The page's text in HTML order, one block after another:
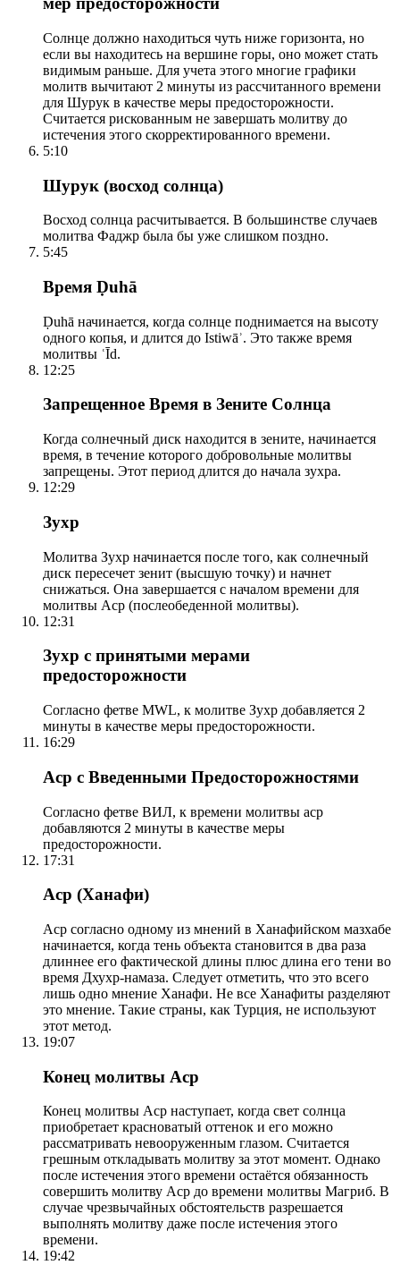
Солнце должно находиться чуть ниже горизонта, но
если вы находитесь на вершине горы, оно может стать
видимым раньше. Для учета этого многие графики
молитв вычитают 2 минуты из рассчитанного времени
для Шурук в качестве меры предосторожности.
Считается рискованным не завершать молитву до
истечения этого скорректированного времени.
5:10
Шурук (восход солнца)
Восход солнца расчитывается. В большинстве случаев
молитва Фаджр была бы уже слишком поздно.
5:45
Время Ḍuhā
Ḍuhā начинается, когда солнце поднимается на высоту
одного копья, и длится до Istiwāʾ. Это также время
молитвы ʿĪd.
12:25
Запрещенное Время в Зените Солнца
Когда солнечный диск находится в зените, начинается
время, в течение которого добровольные молитвы
запрещены. Этот период длится до начала зухра.
12:29
Зухр
Молитва Зухр начинается после того, как солнечный
диск пересечет зенит (высшую точку) и начнет
снижаться. Она завершается с началом времени для
молитвы Аср (послеобеденной молитвы).
12:31
Зухр с принятыми мерами
предосторожности
Согласно фетве MWL, к молитве Зухр добавляется 2
минуты в качестве меры предосторожности.
16:29
Аср с Введенными Предосторожностями
Согласно фетве ВИЛ, к времени молитвы аср
добавляются 2 минуты в качестве меры
предосторожности.
17:31
Аср (Ханафи)
Аср согласно одному из мнений в Ханафийском мазхабе
начинается, когда тень объекта становится в два раза
длиннее его фактической длины плюс длина его тени во
время Дхухр-намаза. Следует отметить, что это всего
лишь одно мнение Ханафи. Не все Ханафиты разделяют
это мнение. Такие страны, как Турция, не используют
этот метод.
19:07
Конец молитвы Аср
Конец молитвы Аср наступает, когда свет солнца
приобретает красноватый оттенок и его можно
рассматривать невооруженным глазом. Считается
грешным откладывать молитву за этот момент. Однако
после истечения этого времени остаётся обязанность
совершить молитву Аср до времени молитвы Магриб. В
случае чрезвычайных обстоятельств разрешается
выполнять молитву даже после истечения этого
времени.
19:42